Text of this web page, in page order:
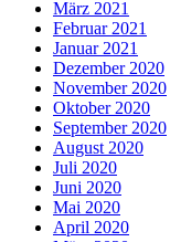
März 2021
Februar 2021
Januar 2021
Dezember 2020
November 2020
Oktober 2020
September 2020
August 2020
Juli 2020
Juni 2020
Mai 2020
April 2020